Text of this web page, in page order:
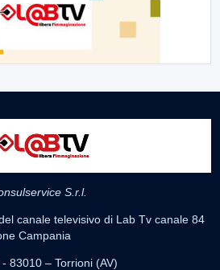
S.r.l.
canale televisivo di Lab Tv canale 84
Campania
83010 – Torrioni (AV)